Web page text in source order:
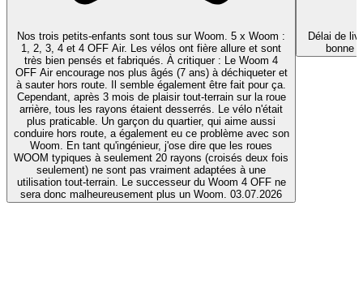
Nos trois petits-enfants sont tous sur Woom. 5 x Woom :
1, 2, 3, 4 et 4 OFF Air. Les vélos ont fière allure et sont
très bien pensés et fabriqués. À critiquer : Le Woom 4
OFF Air encourage nos plus âgés (7 ans) à déchiqueter et
à sauter hors route. Il semble également être fait pour ça.
Cependant, après 3 mois de plaisir tout-terrain sur la roue
arrière, tous les rayons étaient desserrés. Le vélo n'était
plus praticable. Un garçon du quartier, qui aime aussi
conduire hors route, a également eu ce problème avec son
Woom. En tant qu'ingénieur, j'ose dire que les roues
WOOM typiques à seulement 20 rayons (croisés deux fois
seulement) ne sont pas vraiment adaptées à une
utilisation tout-terrain. Le successeur du Woom 4 OFF ne
sera donc malheureusement plus un Woom.03.07.2026
Délai de
bonne